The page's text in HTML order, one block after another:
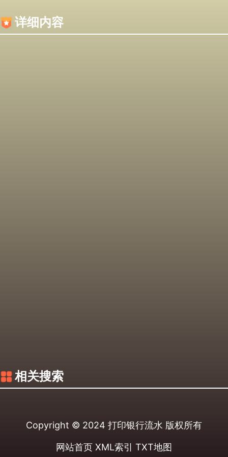
详细内容
相关搜索
Copyright © 2024 打印银行流水 版权所有
网站首页 XML索引 TXT地图